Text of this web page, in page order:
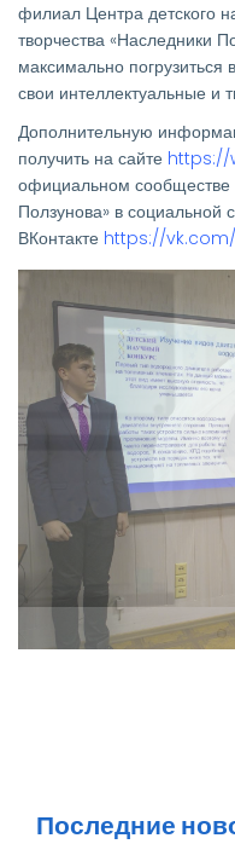
филиал Центра детского
творчества «Наследники
максимально погрузиться
свои интеллектуальные и
Дополнительную
получить на сайте https://
официальном
Ползунова» в социальной
ВКонтакте https://
Изображение
Последние